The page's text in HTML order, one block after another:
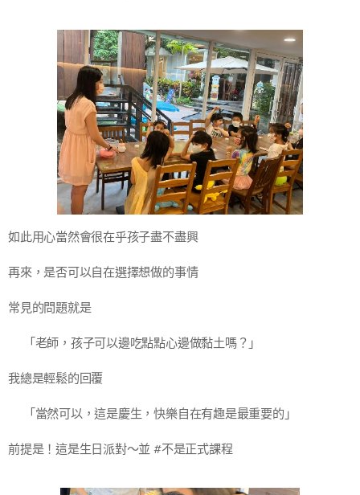
如此用心當然會很在乎孩子盡不盡興
再來，是否可以自在選擇想做的事情
常見的問題就是
💜「老師，孩子可以邊吃點點心邊做黏土嗎？」
我總是輕鬆的回覆
💚「當然可以，這是慶生，快樂自在有趣是最重要的」
前提是！這是生日派對～並 #不是正式課程